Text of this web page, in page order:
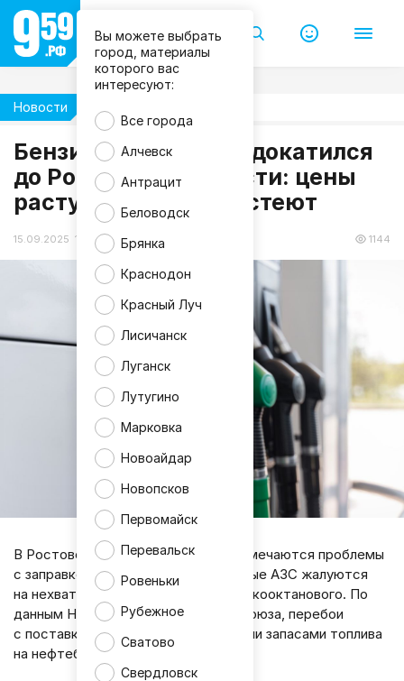
Вы можете выбрать
город, материалы
которого вас
интересуют:
Все города
Алчевск
Антрацит
Беловодск
Брянка
Краснодон
Красный Луч
Лисичанск
Луганск
Лутугино
Марковка
Новоайдар
Новопсков
Первомайск
Перевальск
Ровеньки
Рубежное
Сватово
Свердловск
Новости
Бензиновый кризис докатился
до Ростовской области: цены
растут, заправки пустеют
15.09.2025 16:48 1144
f
r
e
e
p
k
В Ростовской области всё чаще отмечаются проблемы
с заправкой автомобилей - некоторые АЗС жалуются
на нехватку бензина, особенно высокооктанового. По
данным Независимого топливного союза, перебои
с поставками вызваны ограниченными запасами топлива
на нефтебазах.